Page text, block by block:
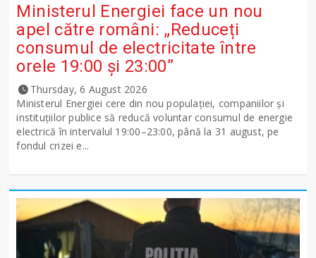
Ministerul Energiei face un nou
apel către români: „Reduceți
consumul de electricitate între
orele 19:00 și 23:00”
Thursday, 6 August 2026
Ministerul Energiei cere din nou populației, companiilor și
instituțiilor publice să reducă voluntar consumul de energie
electrică în intervalul 19:00–23:00, până la 31 august, pe
fondul crizei e...